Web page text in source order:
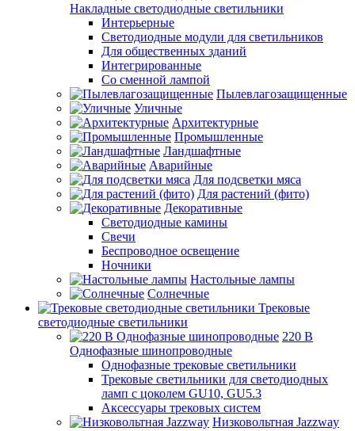
Накладные светодиодные светильники
Интерьерные
Светодиодные модули для светильников
Для общественных зданий
Интегрированные
Со сменной лампой
Пылевлагозащищенные
Уличные
Архитектурные
Промышленные
Ландшафтные
Аварийные
Для подсветки мяса
Для растений (фито)
Декоративные
Светодиодные камины
Свечи
Беспроводное освещение
Ночники
Настольные лампы
Солнечные
Трековые
светодиодные светильники
220 B
Однофазные шинопроводные
Однофазные трековые светильники
Трековые светильники для светодиодных
ламп с цоколем GU10, GU5.3
Аксессуары трековых систем
Низковольтная Jazzway